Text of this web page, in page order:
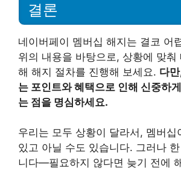
결론
네이버페이 멤버십 해지는 결코 어
위의 내용을 바탕으로, 상황에 맞춰
해 해지 절차를 진행해 보세요. 다
는 포인트와 혜택으로 인해 신중하
는 점을 명심하세요.
우리는 모두 상황이 달라서, 멤버십
있고 아닐 수도 있습니다. 그러나
니다—필요하지 않다면 늦기 전에